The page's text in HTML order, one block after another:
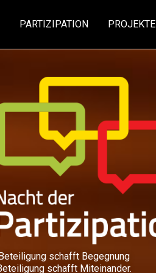
PARTIZIPATION PROJEKTE
Beteiligung schafft Begegnung
schafft Miteinander.